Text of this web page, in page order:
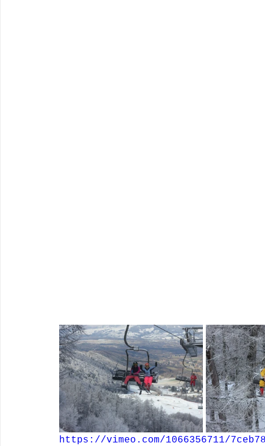
https://vimeo.com/1066356711/